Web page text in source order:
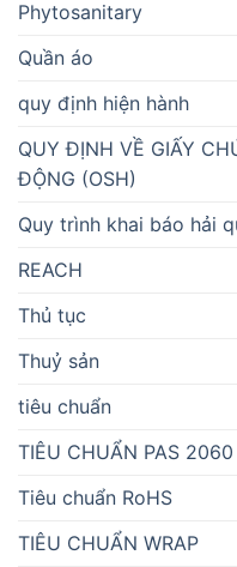
Phytosanitary
Quần áo
quy định hiện hành
QUY ĐỊNH VỀ GIẤY
ĐỘNG (OSH)
Quy trình khai báo hải
REACH
Thủ tục
Thuỷ sản
tiêu chuẩn
TIÊU CHUẨN PAS 2060
Tiêu chuẩn RoHS
TIÊU CHUẨN WRAP